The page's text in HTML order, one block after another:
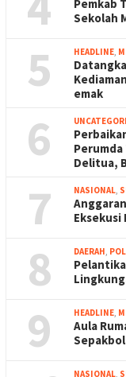
Pemkab
Sekolah
5 HEADLINE,
emak
6
Delitua,
7 NASIONAL,
Eksekusi
8 DAERAH,
9 HEADLINE,
Aula
NASIONAL,